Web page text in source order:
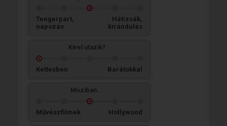
Tengerpart,
napozás
Hátizsák,
kirándulás
Kivel utazik?
Kettesben Barátokkal
Moziban...
Művészfilmek Hollywood